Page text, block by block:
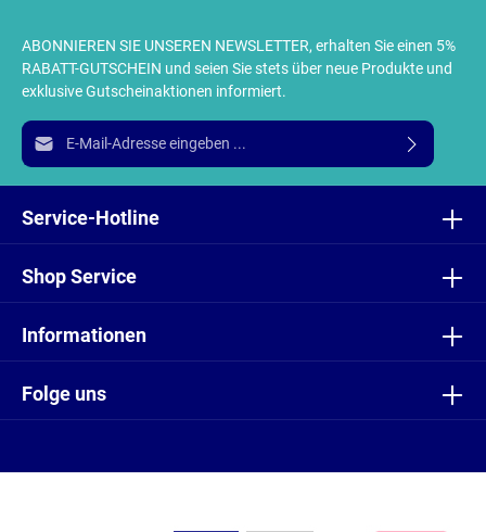
ABONNIEREN SIE UNSEREN NEWSLETTER, erhalten Sie einen 5%
RABATT-GUTSCHEIN und seien Sie stets über neue Produkte und
exklusive Gutscheinaktionen informiert.
E-Mail-Adresse*
Ich habe dieDatenschutzbestimmungenzur Kenntnis
einverstanden.
Folge uns
Service-Hotline
Shop Service
Informationen